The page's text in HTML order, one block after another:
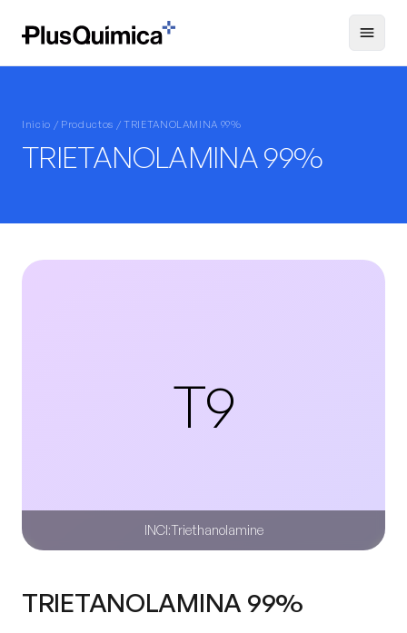
Inicio / Productos / TRIETANOLAMINA 99%
TRIETANOLAMINA 99%
T9
INCI:Triethanolamine
TRIETANOLAMINA 99%